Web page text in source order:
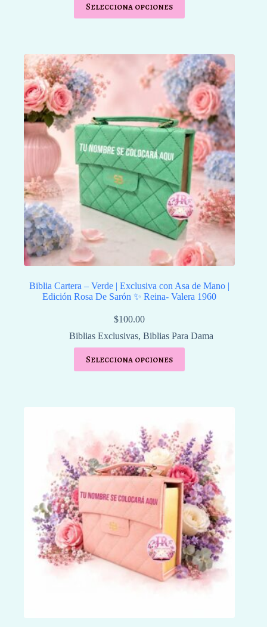
Selecciona opciones
Biblia Cartera – Verde | Exclusiva con Asa de Mano |
Edición Rosa De Sarón ✨ Reina- Valera 1960
$100.00
Biblias Exclusivas,Biblias Para Dama
Selecciona opciones